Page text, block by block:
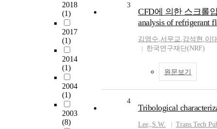
2018
(1)
2017
(1)
2014
(1)
2004
(1)
2003
(8)
3
CFD에 의한 스크롤
analysis of refrigerant
김영수,서무교,강석현 ,이
한국연구재단(NRF)
원문보기
4
Tribological
Lee,,S.W. Trans Tech